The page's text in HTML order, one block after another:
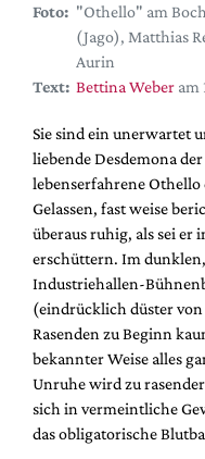
Premierensuche
Festival-Planer
Hefte
Alle Hefte
Leseproben
Podcast
Service
Shop / Abo
Newsletter
Redaktion
Autor:innen
Partner
Mediadaten
Foto: "Othello" am
(Jago), Matthias
Aurin
Text: Bettina Weber am
Sie sind ein unerwartet
liebende Desdemona
lebenserfahrene Othello
Gelassen, fast weise
überaus ruhig, als sei er
erschüttern. Im
Industriehallen-
(eindrücklich düster
Rasenden zu Beginn
bekannter Weise alles
Unruhe wird zu
sich in vermeintliche
das obligatorische